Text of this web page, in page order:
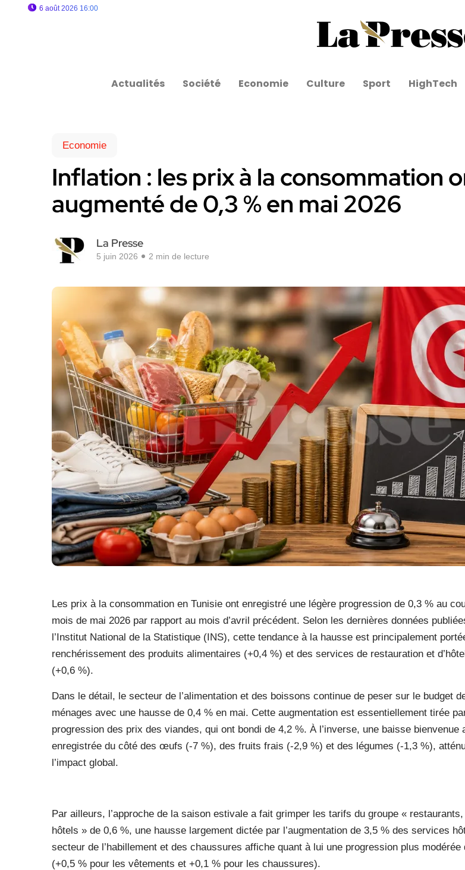
6 août 2026 16:00
Actualités Société Economie Culture Sport HighTech
Economie
Inflation : les prix à la consommation
augmenté de 0,3 % en mai 2026
La Presse
5 juin 2026 2 min de lecture
Les prix à la consommation en Tunisie ont enregistré une légère progression de 0,3 % au
mois de mai 2026 par rapport au mois d’avril précédent. Selon les dernières données
l’Institut National de la Statistique (INS), cette tendance à la hausse est principalement
renchérissement des produits alimentaires (+0,4 %) et des services de restauration et
(+0,6 %).
Dans le détail, le secteur de l’alimentation et des boissons continue de peser sur le budget
ménages avec une hausse de 0,4 % en mai. Cette augmentation est essentiellement tirée
progression des prix des viandes, qui ont bondi de 4,2 %. À l’inverse, une baisse bienvenue
enregistrée du côté des œufs (-7 %), des fruits frais (-2,9 %) et des légumes (-1,3 %),
l’impact global.
Par ailleurs, l’approche de la saison estivale a fait grimper les tarifs du groupe «
hôtels » de 0,6 %, une hausse largement dictée par l’augmentation de 3,5 % des services
secteur de l’habillement et des chaussures affiche quant à lui une progression plus modérée
(+0,5 % pour les vêtements et +0,1 % pour les chaussures).